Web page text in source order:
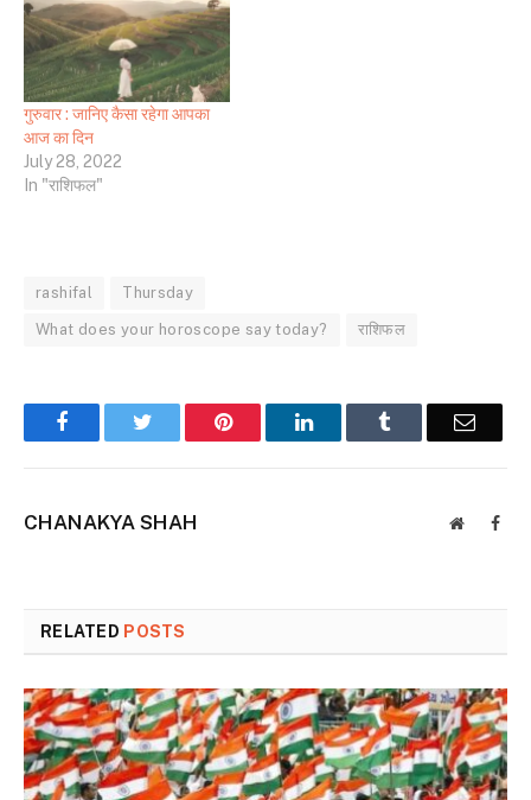
गुरुवार : जानिए कैसा रहेगा आपका
आज का दिन
July 28, 2022
In "राशिफल"
rashifal Thursday
What does your horoscope say today? राशिफल
FacebookTwitter Pinterest LinkedInTumblr Email
CHANAKYA SHAH Website
RELATED POSTS